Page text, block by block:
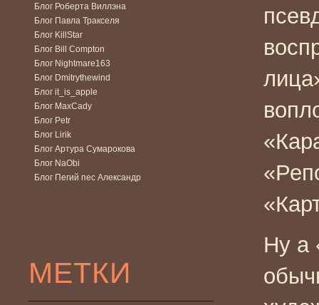
Блог Роберта Виллэна
Блог Павла Тракселя
Блог KillStar
Блог Bill Compton
Блог Nightmare163
Блог Dmitrythewind
Блог it_is_apple
Блог MaxCady
Блог Petr
Блог Lirik
Блог Артура Сумарокова
Блог NaObi
Блог Пегий пес Александр
МЕТКИ
Ну а